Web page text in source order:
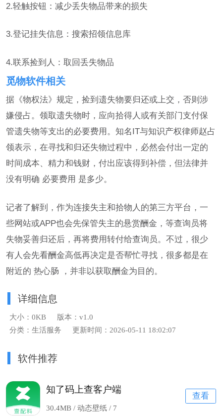
2.轻触按钮：减少丢失物品带来的损失
3.登记挂失信息：搜索招领信息库
4.联系捡到人：取回丢失物品
觅物软件相关
据《物权法》规定，捡到遗失物要归还或上交，否则涉
嫌侵占。领取遗失物时，应向拾得人或有关部门支付保
管遗失物等支出的必要费用。知名IT与知识产权律师赵占
领表示，在寻找和归还失物过程中，必然会付出一定的
时间成本、精力和钱财，付出应该得到补偿，但法律并
没有明确 必要费用 是多少。
记者了解到，作为连接失主和拾物人的第三方平台，一
些网站或APP也会先保管失主的悬赏酬金，等查询员将
失物妥善归还后，再将费用转付给查询员。不过，很少
有人会先看酬金高低再决定是否帮忙寻找，很多都是在
附近的 热心肠 ，并非以获取酬金为目的。
详细信息
大小：0KB
版本：v1.0
分类：生活服务
更新时间：2026-05-11 18:02:07
软件推荐
知了码上查客户端
30.4MB / 动态壁纸 / 7
查看